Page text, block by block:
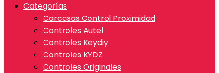
Categorías
Carcasas Control Proximidad
Controles Autel
Controles Keydiy
Controles KYDZ
Controles Originales